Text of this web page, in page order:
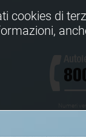
cookies di